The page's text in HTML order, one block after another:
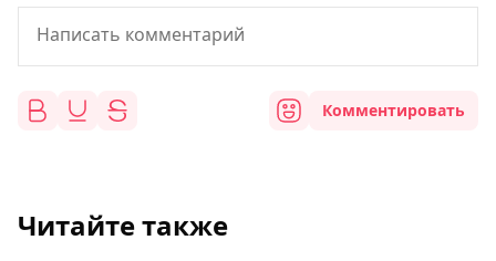
Комментировать
Читайте также